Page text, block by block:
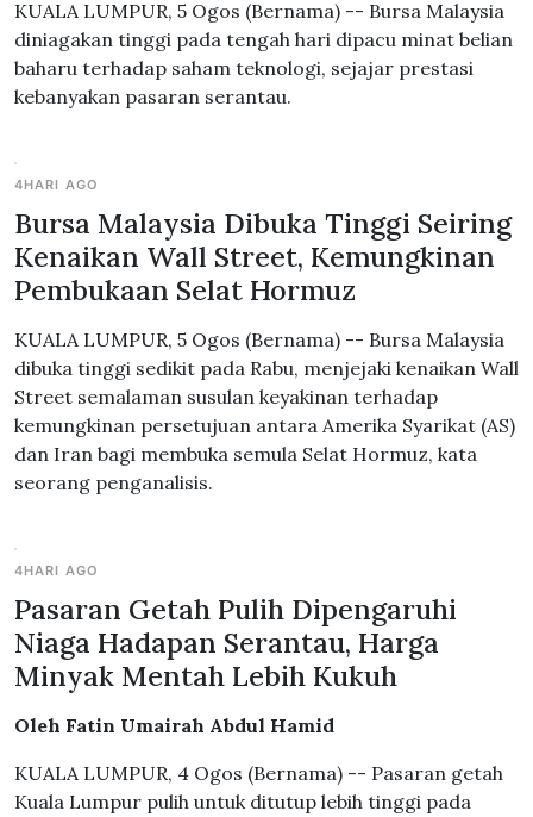
KUALA LUMPUR, 5 Ogos (Bernama) -- Bursa Malaysia
diniagakan tinggi pada tengah hari dipacu minat belian
baharu terhadap saham teknologi, sejajar prestasi
kebanyakan pasaran serantau.
4HARI AGO
Bursa Malaysia Dibuka Tinggi Seiring
Kenaikan Wall Street, Kemungkinan
Pembukaan Selat Hormuz
KUALA LUMPUR, 5 Ogos (Bernama) -- Bursa Malaysia
dibuka tinggi sedikit pada Rabu, menjejaki kenaikan Wall
Street semalaman susulan keyakinan terhadap
kemungkinan persetujuan antara Amerika Syarikat (AS)
dan Iran bagi membuka semula Selat Hormuz, kata
seorang penganalisis.
4HARI AGO
Pasaran Getah Pulih Dipengaruhi
Niaga Hadapan Serantau, Harga
Minyak Mentah Lebih Kukuh
Oleh Fatin Umairah Abdul Hamid
KUALA LUMPUR, 4 Ogos (Bernama) -- Pasaran getah
Kuala Lumpur pulih untuk ditutup lebih tinggi pada